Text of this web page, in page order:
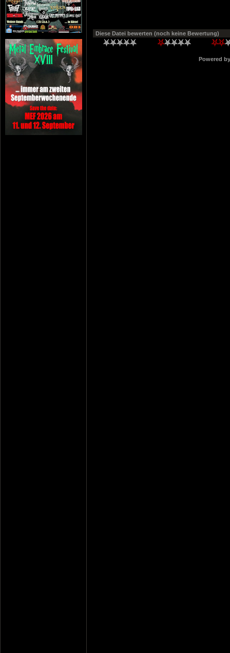
Diese Datei bewerten (noch keine Bewertung)
Powered